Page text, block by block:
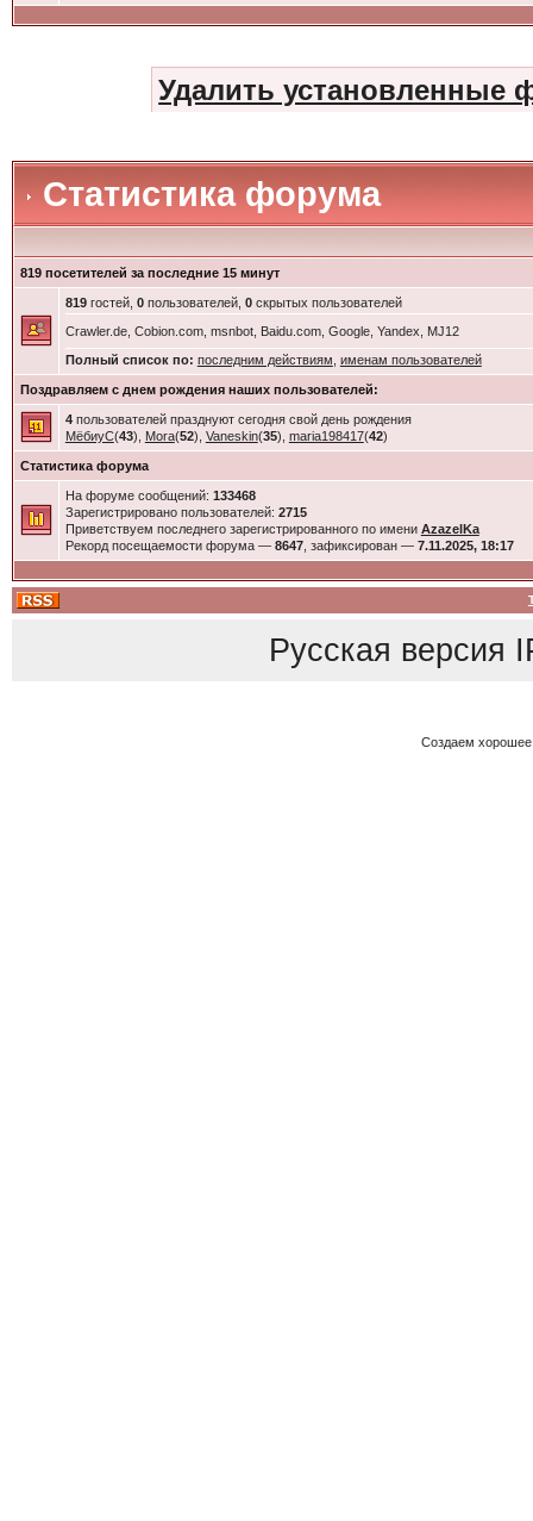
Удалить установленные
Статистика форума
819 посетителей за последние 15 минут
819гостей, 0пользователей, 0скрытых пользователей
Crawler.de, Cobion.com, msnbot, Baidu.com, Google, Yandex, MJ12
Полный список по: последним действиям именам пользователей
Поздравляем с днем рождения наших пользователей:
4пользователей празднуют сегодня свой день рождения
МёбиуС(43), Mora(52), Vaneskin(35), maria198417(42)
Статистика форума
На форуме сообщений: 133468
Зарегистрировано пользователей: 2715
Приветствуем последнего зарегистрированного по имени AzazelKa
Рекорд посещаемости форума — 8647, зафиксирован — 7.11.2025, 18:17
Русская версия
Создаем